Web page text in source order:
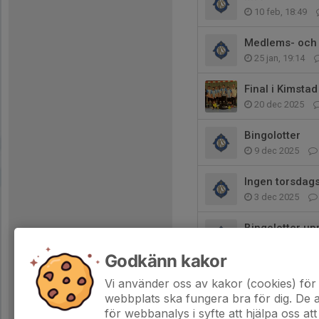
10 feb, 18:49
Medlems-
25 jan, 19:14
Final i
20 dec 2025
Bingolotter
9 dec 2025
Ingen
3 dec 2025
Bingolotter
14 okt 2025
Godkänn kakor
Vi använder oss av kakor (cookies)
webbplats ska fungera bra för dig. De
för webbanalys i syfte att hjälpa oss